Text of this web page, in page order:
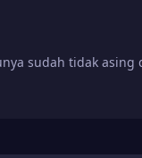
sudah tidak